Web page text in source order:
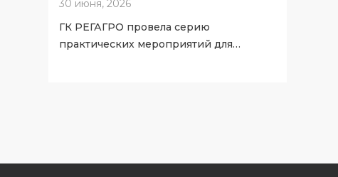
30 июня, 2026
ГК РЕГАГРО провела серию
практических мероприятий для